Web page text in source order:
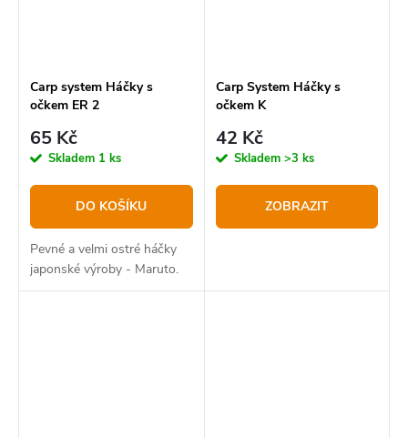
Carp system Háčky s
očkem ER 2
65 Kč
Skladem 1 ks
DO KOŠÍKU
Pevné a velmi ostré háčky
japonské výroby - Maruto.
Carp System Háčky s
očkem K
42 Kč
Skladem >3 ks
ZOBRAZIT